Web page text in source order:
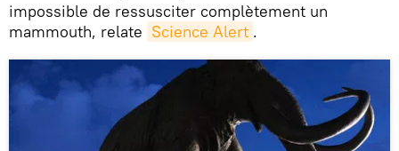
impossible de ressusciter complètement un
mammouth, relate Science Alert .